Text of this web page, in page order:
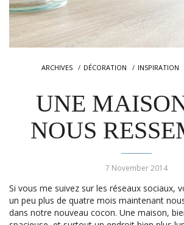
ARCHIVES DÉCORATION INSPIRATION
UNE
NOUS
7 November 2014
Si vous me suivez sur les réseaux sociaux,
un peu plus de quatre mois maintenant
dans notre nouveau cocon. Une maison,